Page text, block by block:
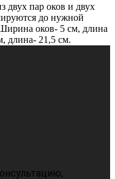
двух пар оков и двух
до нужной
оков- 5 см, длина
длина- 21,5 см.